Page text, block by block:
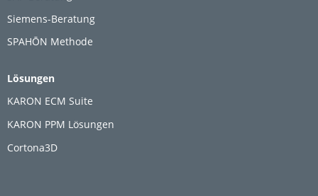
Siemens-Beratung
SPAHŌN Methode
Lösungen
KARON ECM Suite
KARON PPM Lösungen
Cortona3D